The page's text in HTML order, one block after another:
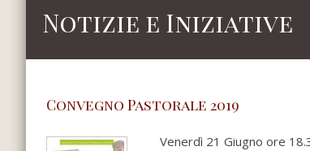
Notizie e Iniziative
Convegno Pastorale 2019
Venerdì 21 Giugno ore